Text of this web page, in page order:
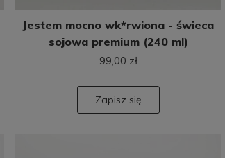
Jestem mocno wk*rwiona - świeca
sojowa premium (240 ml)
99,00 zł
Zapisz się